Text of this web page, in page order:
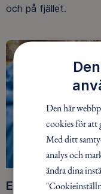
och på fjället.
Ett friluftsliv för
Den här
cookies för att
Med ditt
analys och
ändra dina